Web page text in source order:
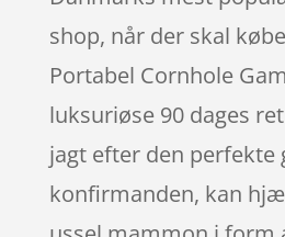
shop, når der skal
Portabel Cornhole
luksuriøse 90 dages
jagt efter den perfekte
konfirmanden, kan